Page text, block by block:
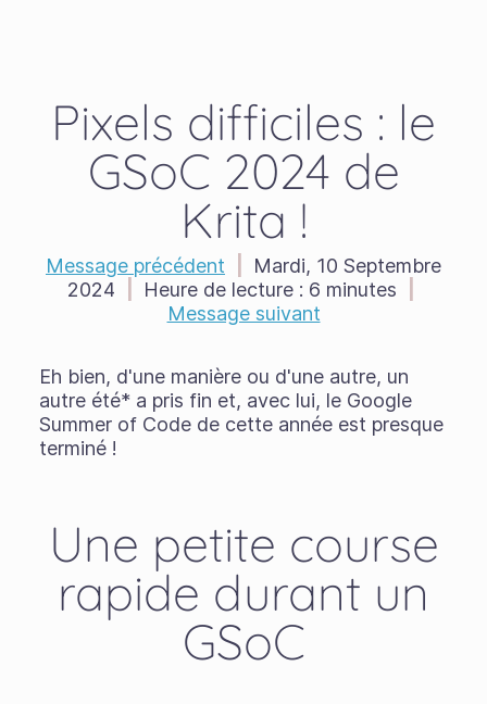
Pixels difficiles : le
GSoC 2024 de
Krita !
Message précédent
Mardi, 10 Septembre
2024
Heure de lecture : 6 minutes
Message suivant
Eh bien, d'une manière ou d'une autre, un
autre été* a pris fin et, avec lui, le Google
Summer of Code de cette année est presque
terminé !
Une petite course
rapide durant un
GSoC